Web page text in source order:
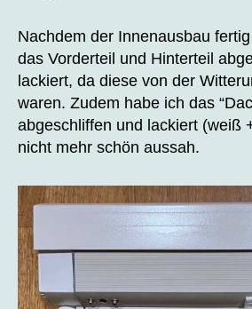
Nachdem der Innenausbau
das Vorderteil und Hinterteil
lackiert, da diese von der
waren. Zudem habe ich das
abgeschliffen und lackiert (weiß
nicht mehr schön aussah.